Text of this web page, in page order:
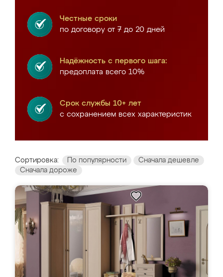
Честные сроки
по договору от 7 до 20 дней
Надёжность с первого шага:
предоплата всего 10%
Срок службы 10+ лет
с сохранением всех характеристик
Сортировка: По популярности
Сначала дешевле
Сначала дороже